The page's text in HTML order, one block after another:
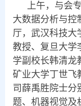
上午，与会
大数据分析与控
厅，武汉科技大
教授、复旦大学
学副校长韩清龙
矿业大学丁世飞
司薛禹胜院士分
题、机器视觉及